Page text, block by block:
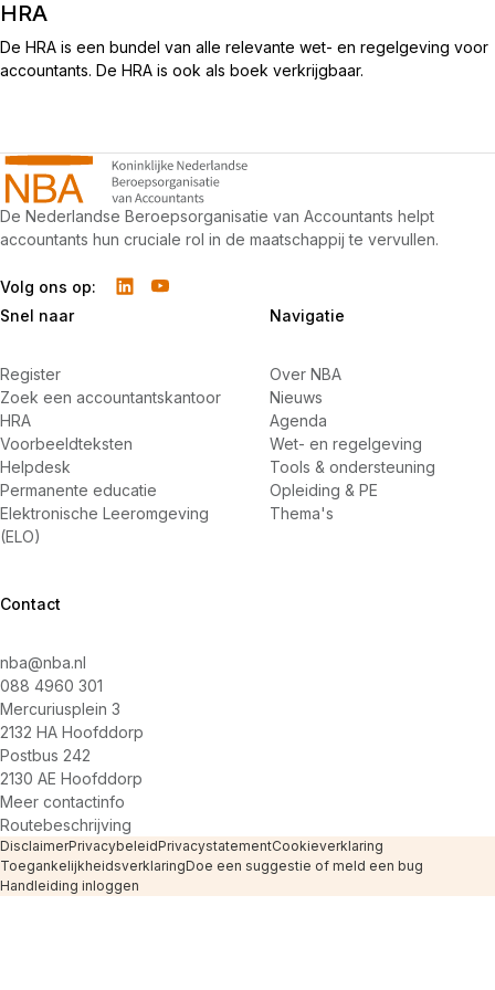
HRA
De HRA is een bundel van alle relevante wet- en regelgeving voor
accountants. De HRA is ook als boek verkrijgbaar.
De Nederlandse Beroepsorganisatie van Accountants helpt
accountants hun cruciale rol in de maatschappij te vervullen.
Volg ons op:
Snel naar
Register
Zoek een accountantskantoor
HRA
Voorbeeldteksten
Helpdesk
Permanente educatie
Elektronische Leeromgeving
(ELO)
Navigatie
Over NBA
Nieuws
Agenda
Wet- en regelgeving
Tools & ondersteuning
Opleiding & PE
Thema's
Contact
nba@nba.nl
088 4960 301
Mercuriusplein 3
2132 HA Hoofddorp
Postbus 242
2130 AE Hoofddorp
Meer contactinfo
Routebeschrijving
DisclaimerPrivacybeleidPrivacystatementCookieverklaring
ToegankelijkheidsverklaringDoe een suggestie of meld een bug
Handleiding inloggen